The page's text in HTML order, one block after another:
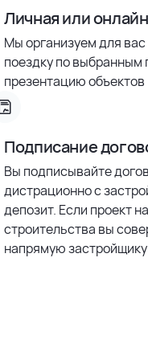
Личная или
Мы организуем для
поездку по выбранным
презентацию объектов
Подписание
Вы подписывайте
дистрационно с
депозит. Если проект
строительства вы
напрямую застройщику